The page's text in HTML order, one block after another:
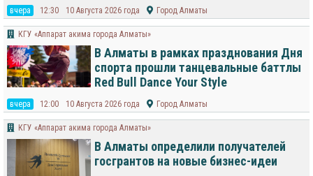
вчера 12:30 10 Августа 2026 года Город Алматы
КГУ «Аппарат акима города Алматы»
В Алматы в рамках празднования Дня
спорта прошли танцевальные баттлы
Red Bull Dance Your Style
вчера 12:00 10 Августа 2026 года Город Алматы
КГУ «Аппарат акима города Алматы»
В Алматы определили получателей
госгрантов на новые бизнес-идеи